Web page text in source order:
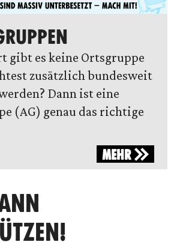
gibt es keine Ortsgruppe
zusätzlich bundesweit
Dann ist eine
(AG) genau das richtige
MEHR